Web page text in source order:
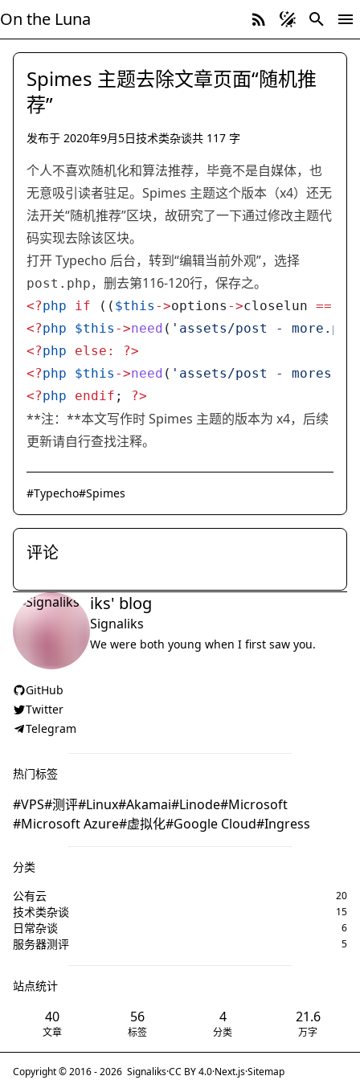
On the Luna
Spimes 主题去除文章页面“随机推
荐”
发布于 2020年9月5日技术类杂谈共 117 字
个人不喜欢随机化和算法推荐，毕竟不是自媒体，也
无意吸引读者驻足。Spimes 主题这个版本（x4）还无
法开关“随机推荐”区块，故研究了一下通过修改主题代
码实现去除该区块。
打开 Typecho 后台，转到“编辑当前外观”，选择
post.php，删去第116-120行，保存之。
<?php if (( $this ->options ->closelun ==
<?php $this ->need ( 'assets/post -
<?php else:
?>
<?php $this ->need ( 'assets/post -
<?php endif ; ?>
**注：**本文写作时 Spimes 主题的版本为 x4，后续
更新请自行查找注释。
#Typecho#Spimes
评论
iks' blog
Signaliks
We were both young when I first saw you.
GitHub
Twitter
Telegram
热门标签
VPS 测评 Linux Akamai Linode Microsoft
Microsoft Azure 虚拟化 Google Cloud Ingress
分类
公有云
20
技术类杂谈 15
日常杂谈 6
服务器测评 5
站点统计
文章
40
标签
56
分类
4
万字
21.6
Copyright © 2016 -2026 Signaliks·CC BY 4.0·Next.js·Sitemap